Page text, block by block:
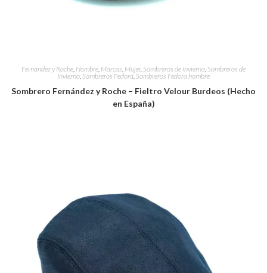
Fernández y Roche, Hombre, Marcas, Mujer, Sombreros de invierno, Sombreros de
Invierno, Sombreros Fedora, Sombreros Fedora hombre
Sombrero Fernández y Roche – Fieltro Velour Burdeos (Hecho
en España)